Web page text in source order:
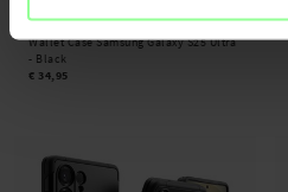
Dux Ducis -Lawa Series Magnetic
Wallet Case Samsung Galaxy S25 Ultra
- Black
€ 34,95